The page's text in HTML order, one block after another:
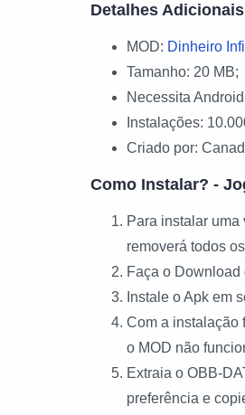
Detalhes
MOD: Dinheiro
Tamanho: 20 MB;
Necessita
Instalações:
Criado por:
Como Instalar? -
Para instalar
removerá todos
Faça o Download
Instale o Apk em
Com a instalação
o MOD não
Extraia o OBB-
preferência e